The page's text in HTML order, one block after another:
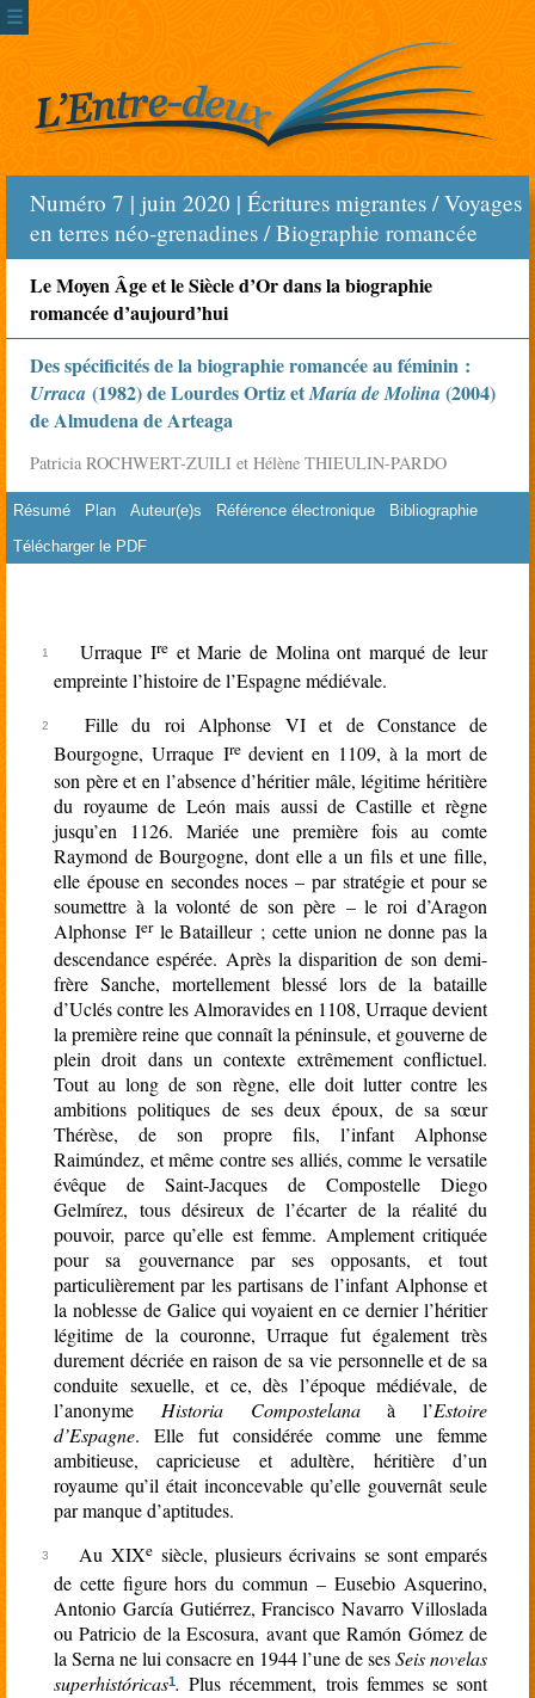
☰
Numéro 7 | juin 2020 | Écritures migrantes / Voyages
en terres néo-grenadines / Biographie romancée
Le Moyen Âge et le Siècle d’Or dans la biographie
romancée d’aujourd’hui
Des spécificités de la biographie romancée au féminin :
Urraca (1982) de Lourdes Ortiz etMaría de Molina(2004)
de Almudena de Arteaga
Patricia ROCHWERT-ZUILI et Hélène THIEULIN-PARDO
Résumé Plan Auteur(e)s Référence électronique
Bibliographie
Télécharger le PDF
Urraque Ire et Marie de Molina ont marqué de leur
empreinte l’histoire de l’Espagne médiévale.
Fille du roi Alphonse VI et de Constance de
Bourgogne, Urraque Iredevient en 1109, à la mort de
son père et en l’absence d’héritier mâle, légitime héritière
du royaume de León mais aussi de Castille et règne
jusqu’en 1126. Mariée une première fois au comte
Raymond de Bourgogne, dont elle a un fils et une fille,
elle épouse en secondes noces – par stratégie et pour se
soumettre à la volonté de son père – le roi d’Aragon
Alphonse Ierle Batailleur ; cette union ne donne pas la
descendance espérée. Après la disparition de son demi-
frère Sanche, mortellement blessé lors de la bataille
d’Uclés contre les Almoravides en 1108, Urraque devient
la première reine que connaît la péninsule, et gouverne de
plein droit dans un contexte extrêmement conflictuel.
Tout au long de son règne, elle doit lutter contre les
ambitions politiques de ses deux époux, de sa sœur
Thérèse, de son propre fils, l’infant Alphonse
Raimúndez, et même contre ses alliés, comme le versatile
évêque de Saint-Jacques de Compostelle Diego
Gelmírez, tous désireux de l’écarter de la réalité du
pouvoir, parce qu’elle est femme. Amplement critiquée
pour sa gouvernance par ses opposants, et tout
particulièrement par les partisans de l’infant Alphonse et
la noblesse de Galice qui voyaient en ce dernier l’héritier
légitime de la couronne, Urraque fut également très
durement décriée en raison de sa vie personnelle et de sa
conduite sexuelle, et ce, dès l’époque médiévale, de
l’anonyme Historia Compostelanaà l’Estoire
d’Espagne. Elle fut considérée comme une femme
ambitieuse, capricieuse et adultère, héritière d’un
royaume qu’il était inconcevable qu’elle gouvernât seule
par manque d’aptitudes.
Au XIXesiècle, plusieurs écrivains se sont emparés
de cette figure hors du commun – Eusebio Asquerino,
Antonio García Gutiérrez, Francisco Navarro Villoslada
ou Patricio de la Escosura, avant que Ramón Gómez de
la Serna ne lui consacre en 1944 l’une de sesSeis novelas
superhistóricas1.Plus récemment, trois femmes se sont